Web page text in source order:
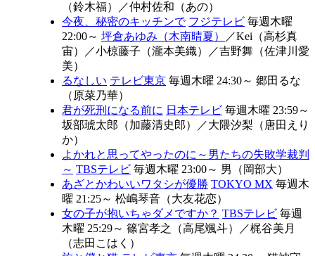
（鈴木福）
／仲村佐和（あの）
今夜、秘密のキッチンで フジテレビ 毎週木曜
22:00～ 坪倉あゆみ（木南晴夏） ／Kei（高杉真
宙）
／小椋藤子（瀧本美織） ／吉野舞（佐津川愛
美）
るなしい テレビ東京 毎週木曜 24:30～ 郷田るな
（原菜乃華）
君が死刑になる前に 日本テレビ 毎週木曜 23:59～
坂部琥太郎（加藤清史郎）
／大隈汐梨（唐田えり
か）
よかれと思ってやったのに～男たちの失敗学裁判
～ TBSテレビ 毎週木曜 23:00～ 男（岡部大）
あざとかわいいワタシが優勝 TOKYO MX 毎週木
曜 21:25～ 松嶋琴音（大友花恋）
女の子が抱いちゃダメですか？ TBSテレビ 毎週
木曜 25:29～ 篠宮孝之（高尾颯斗） ／梶谷美月
（志田こはく）